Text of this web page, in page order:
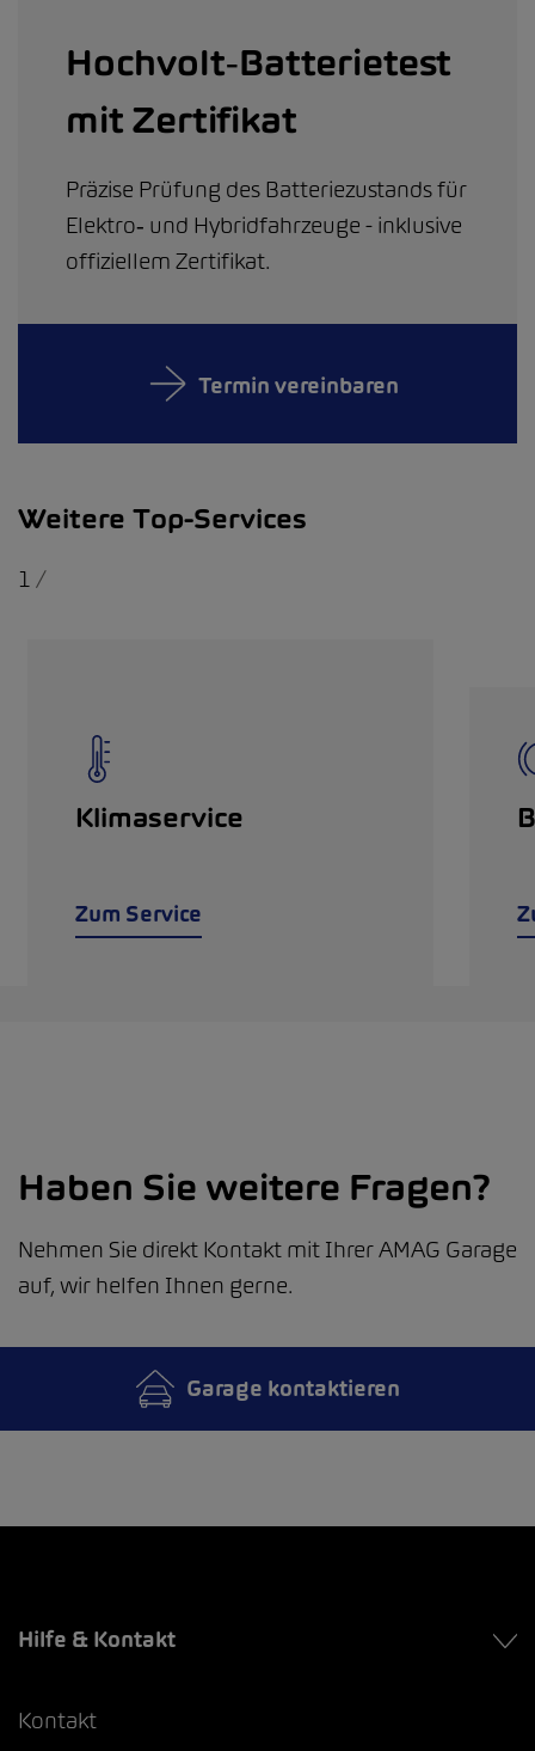
Hochvolt‑Batterietest
mit Zertifikat
Präzise Prüfung des Batteriezustands für
Elektro‑ und Hybridfahrzeuge - inklusive
offiziellem Zertifikat.
Termin vereinbaren
Weitere Top-Services
1 /
Klimaservice
Zum Service
Haben Sie weitere Fragen?
Nehmen Sie direkt Kontakt mit Ihrer AMAG Garage
auf, wir helfen Ihnen gerne.
Garage kontaktieren
Hilfe & Kontakt
Kontakt